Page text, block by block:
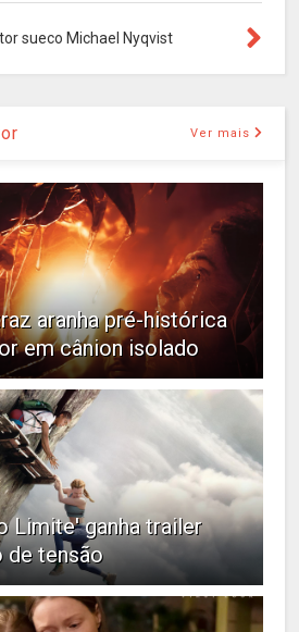
sueco Michael Nyqvist
Ver mais
aranha pré-histórica
em cânion isolado
Limite' ganha trailer
de tensão